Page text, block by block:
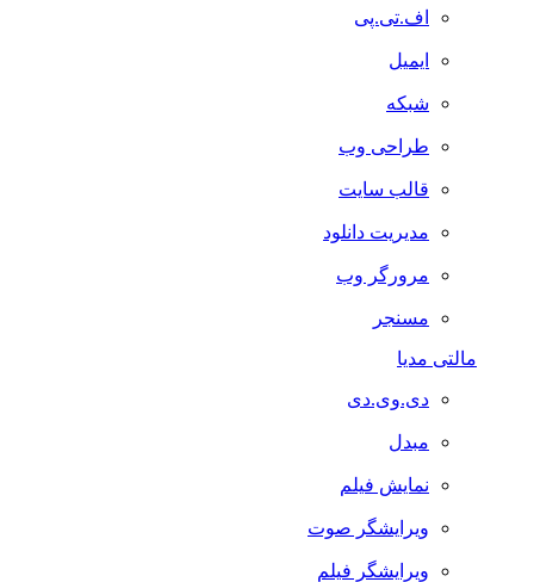
اف.تی.پی
ایمیل
شبکه
طراحی وب
قالب سایت
مدیریت دانلود
مرورگر وب
مسنجر
مالتی مدیا
دی.وی.دی
مبدل
نمایش فیلم
ویرایشگر صوت
ویرایشگر فیلم